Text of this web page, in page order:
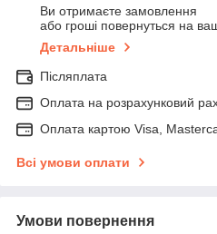
Ви отримаєте замовлення
або гроші повернуться на
Детальніше
Післяплата
Оплата на розрахунковий
Оплата картою Visa,
Всі умови оплати
Умови повернення